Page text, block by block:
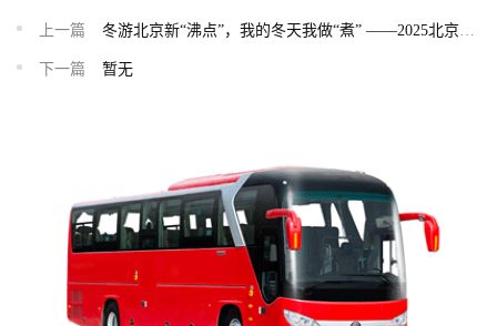
上一篇
冬游北京新“沸点”，我的冬天我做“煮” ——2025北京新
办下一篇 暂无